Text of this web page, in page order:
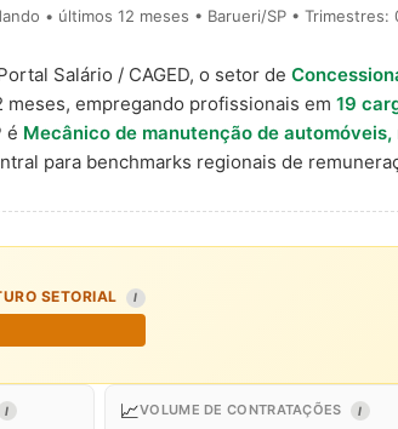
• últimos 12 meses • Barueri/SP •
Salário / CAGED, o setor de
meses, empregando profissionais em 19
é Mecânico de manutenção de
para benchmarks regionais de
SETORIAL I
I 📈VOLUME DE CONTRATAÇÕES I